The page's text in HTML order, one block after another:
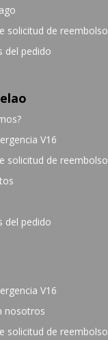
solicitud de reembolso
del pedido
V16
solicitud de reembolso
del pedido
V16
nosotros
solicitud de reembolso